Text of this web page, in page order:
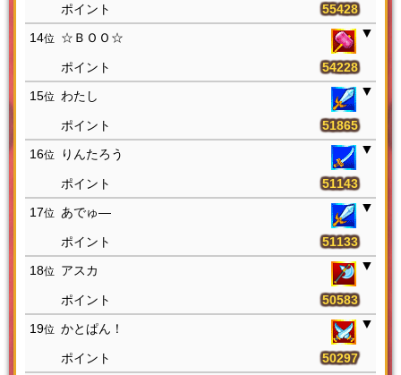
55428
14位 ☆ＢＯＯ☆
54228
15位 わたし
51865
16位 りんたろう
51143
17位 あでゅ―
51133
18位 アスカ
50583
19位 かとぱん！
50297